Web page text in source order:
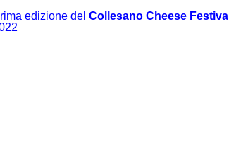
edizione del Collesano Cheese Festival